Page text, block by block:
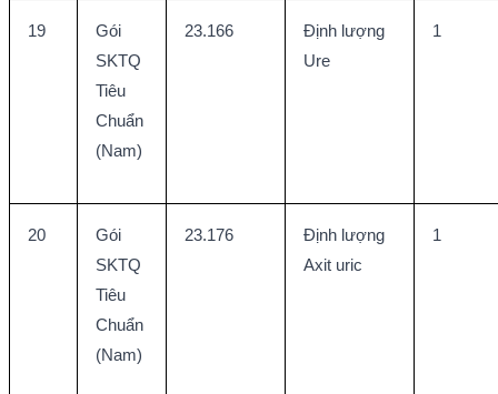
19
Gói
SKTQ
Tiêu
Chuẩn
(Nam)
23.166
Định lượng
Ure
1
20
Gói
SKTQ
Tiêu
Chuẩn
(Nam)
23.176
Định lượng
Axit uric
1